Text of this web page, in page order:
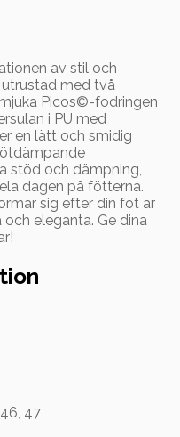
av stil och
med två
Picos©-fodringen
i PU med
en lätt och smidig
stöd och dämpning,
dagen på fötterna.
sig efter din fot är
eleganta. Ge dina
47